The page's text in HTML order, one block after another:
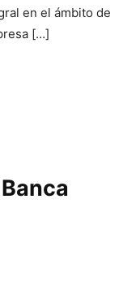
en el ámbito de
[…]